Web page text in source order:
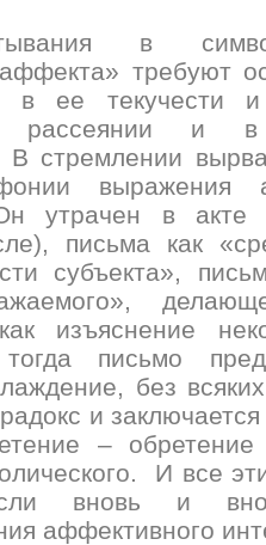
в
требуют
в ее текучести
рассеянии и
В стремлении
выражения
утрачен в акте
письма как
субъекта»,
изъяснение
письмо
без
и
–
И все
вновь и
аффективного